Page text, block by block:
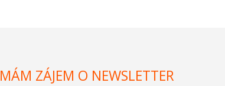
MÁM ZÁJEM O NEWSLETTER